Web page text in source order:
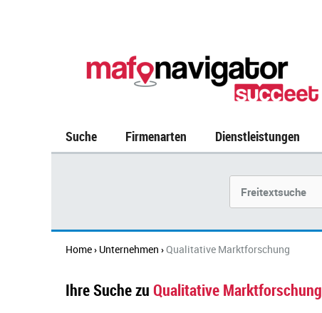
Suche Firmenarten Dienstleistungen
Home› Unternehmen ›Qualitative Marktforschung
Ihre Suche zu Qualitative Marktforschung